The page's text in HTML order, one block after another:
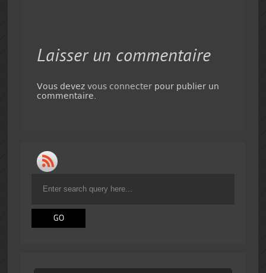
Laisser un commentaire
Vous devez vous connecterpour publier un
commentaire.